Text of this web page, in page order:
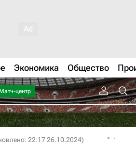
Экономика Общество
Матч-центр
22:17 26.10.2024)